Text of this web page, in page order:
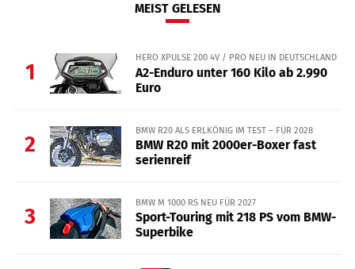
MEIST GELESEN
1
HERO XPULSE 200 4V / PRO NEU IN DEUTSCHLAND
A2-Enduro unter 160 Kilo ab 2.990
Euro
2
BMW R20 ALS ERLKÖNIG IM TEST – FÜR 2028
BMW R20 mit 2000er-Boxer fast
serienreif
3
BMW M 1000 RS NEU FÜR 2027
Sport-Touring mit 218 PS vom BMW-
Superbike